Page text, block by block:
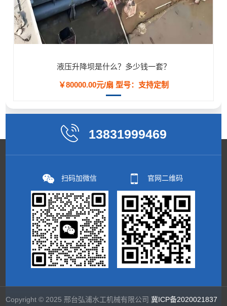
液压升降坝是什么？多少钱一套？
￥80000.00元/扇 型号：支持定制
13831999469
扫码加微信 官网二维码
Copyright © 2025 邢台弘浦水工机械有限公司冀ICP备2020021837